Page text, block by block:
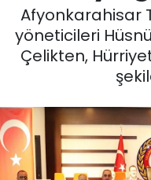
Afyonkarahisar
yöneticileri
Çelikten,
SİYASET
MAGAZİN
SAĞLIK
Tüm Manşetler
Son Dakika
Haber Arşivi